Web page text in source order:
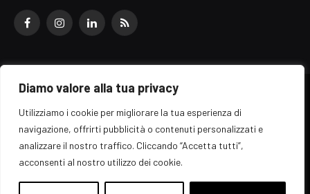
Diamo valore alla tua privacy
Utilizziamo i cookie per migliorare la tua esperienza di
navigazione, offrirti pubblicità o contenuti personalizzati e
analizzare il nostro traffico. Cliccando “Accetta tutti”,
acconsenti al nostro utilizzo dei cookie.
FacebookInstagramLinkedInRSS
© 2026 EZ Rome Designed by ARvis.it
Il portale EZ Rome e' una testata giornalistica di carattere generalista
registrata al tribunale di Roma - Numero 389/2008
Direttore responsabile: Raffaella Roani - ISSN: 2036-783X
Edito da ARvis.it srl - via Alessandria 88 - 00198 Roma CF/PI/R.I.